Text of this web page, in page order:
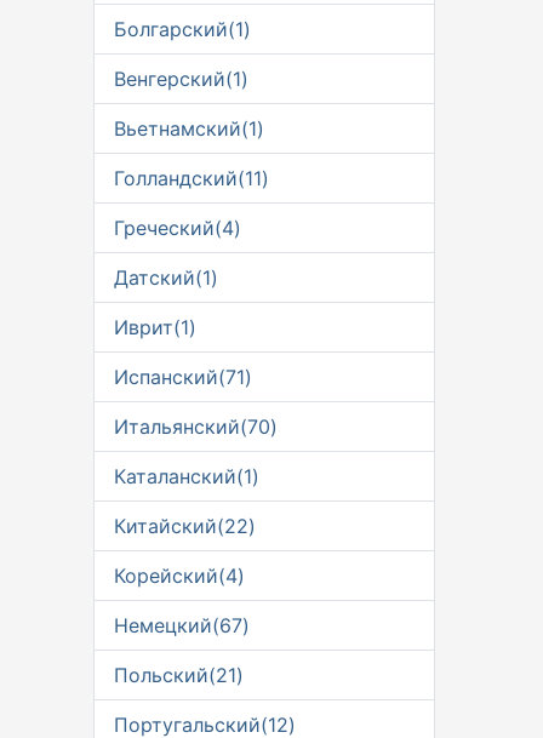
Болгарский(1)
Венгерский(1)
Вьетнамский(1)
Голландский(11)
Греческий(4)
Датский(1)
Иврит(1)
Испанский(71)
Итальянский(70)
Каталанский(1)
Китайский(22)
Корейский(4)
Немецкий(67)
Польский(21)
Португальский(12)